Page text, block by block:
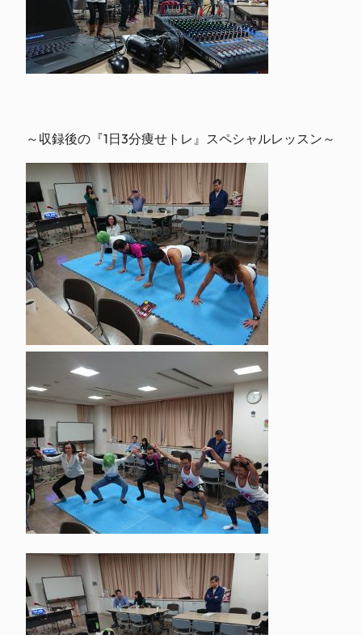
～収録後の『1日3分痩せトレ』スペシャルレッスン～